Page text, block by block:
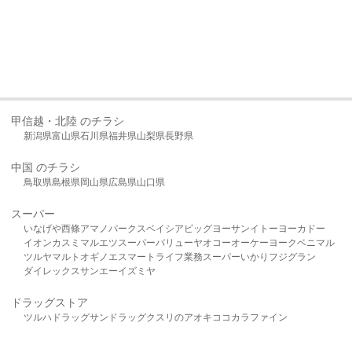
甲信越・北陸 のチラシ
新潟県富山県石川県福井県山梨県長野県
中国 のチラシ
鳥取県島根県岡山県広島県山口県
スーパー
いなげや西條アマノパークスベイシア ビッグヨーサンイトーヨーカドー
イオンカスミ マルエツスーパーバリューヤオコーオーケー ヨークベニマル
ツルヤマルト オギノ エスマート ライフ業務スーパーいかり フジグラン
ダイレックスサンエーイズミヤ
ドラッグストア
ツルハドラッグサンドラッグクスリのアオキ ココカラファイン